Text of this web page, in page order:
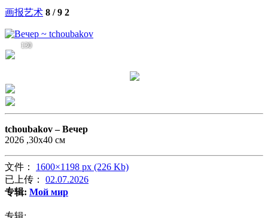
画报艺术 8 / 9 2
130
tchoubakov –Вечер
2026 ,30х40 см
文件： 1600×1198 px (226 Kb)
已上传： 02.07.2026
专辑: Мой мир